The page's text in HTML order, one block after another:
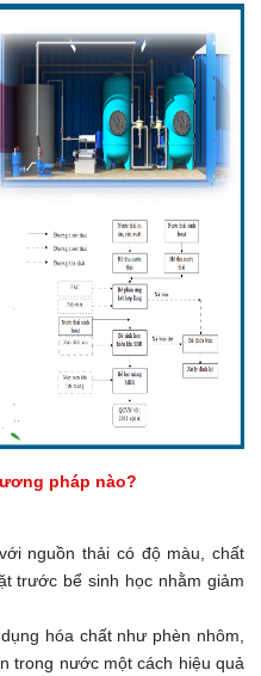
pháp nào?
nguồn thải có độ màu, chất
trước bể sinh học nhằm giảm
hóa chất như phèn nhôm,
trong nước một cách hiệu quả